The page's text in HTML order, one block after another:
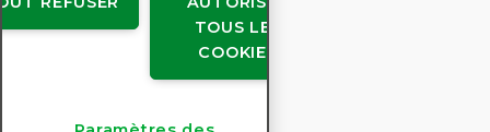
Copyright © EcoVadis
Accords avec les utilisateurs
Confidentialité des données
TOUS LES
COOKIES